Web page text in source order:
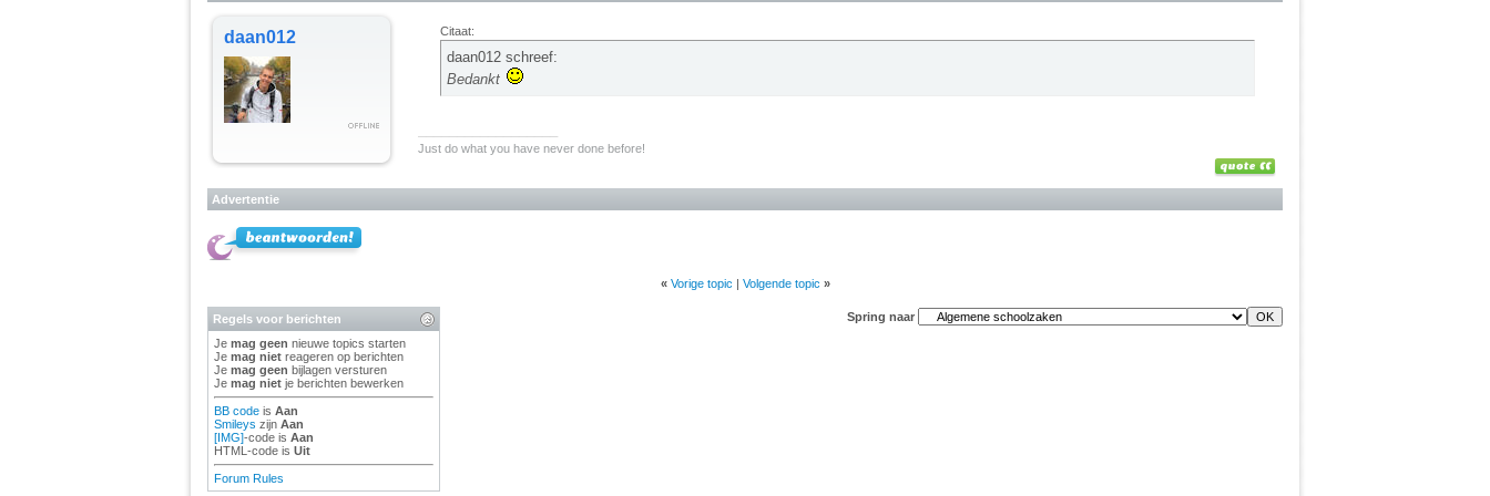
daan012 Citaat:
daan012 schreef:
Bedankt
Just do what you have never done before!
Advertentie
« Vorige topic | Volgende topic »
Regels voor berichten
Je mag geen nieuwe topics starten
Je mag niet reageren op berichten
Je mag geen bijlagen versturen
Je mag niet je berichten bewerken
BB code is Aan
Smileys zijn Aan
[IMG]-code is Aan
HTML-code is Uit
Forum Rules
Spring naar